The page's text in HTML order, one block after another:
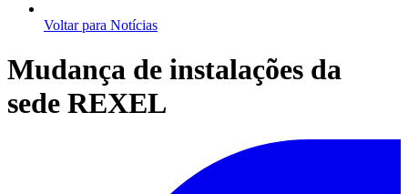
Voltar para Notícias
Mudança de instalações da
sede REXEL